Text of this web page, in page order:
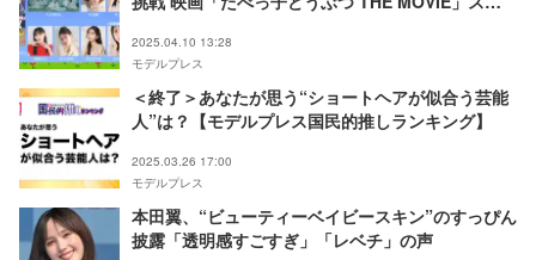
2025.04.10 13:28
モデルプレス
＜終了＞あなたが思う“ショートヘアが似合う芸能
人”は？【モデルプレス国民的推しランキング】
2025.03.26 17:00
モデルプレス
本田翼、“ビューティーベイビースキン”のすっぴん
披露「透明感すごすぎ」「レベチ」の声